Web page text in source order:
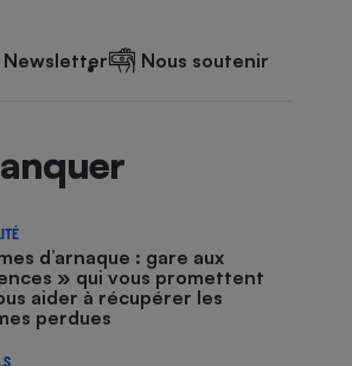
Newsletter Nous soutenir
d’arnaque : gare aux
» qui vous promettent
aider à récupérer les
perdues